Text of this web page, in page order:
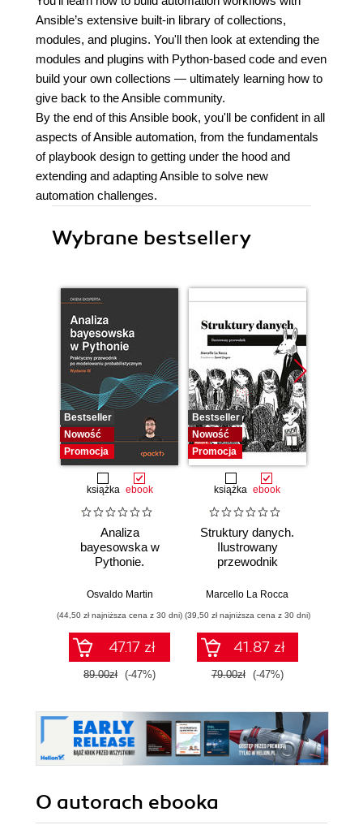
Ansible’s extensive built-in library of collections,
modules, and plugins. You'll then look at extending the
modules and plugins with Python-based code and even
build your own collections — ultimately learning how to
give back to the Ansible community.
By the end of this Ansible book, you'll be confident in all
aspects of Ansible automation, from the fundamentals
of playbook design to getting under the hood and
extending and adapting Ansible to solve new
automation challenges.
Wybrane bestsellery
Bestseller
Nowość
Promocja
książka ebook
Analiza
bayesowska w
Pythonie.
przewodnik po
probabilistycznym.
Wydanie III
Osvaldo Martin
(44,50 zł najniższa cena z 30 dni)
47.17 zł
89.00zł (-47%)
Bestseller
Nowość
Promocja
książka ebook
Struktury danych.
Ilustrowany
przewodnik
Marcello La Rocca
(39,50 zł najniższa cena z 30 dni)
41.87 zł
79.00zł (-47%)
O autorach ebooka